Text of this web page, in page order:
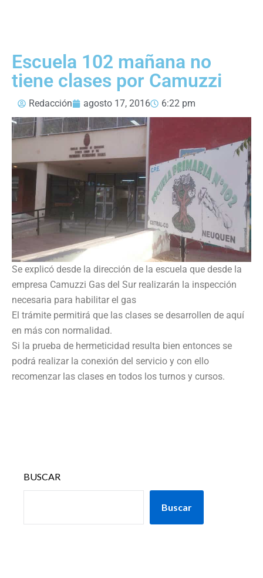
Escuela 102 mañana no
tiene clases por Camuzzi
Redacción agosto 17, 2016 6:22 pm
Se explicó desde la dirección de la escuela que desde la
empresa Camuzzi Gas del Sur realizarán la inspección
necesaria para habilitar el gas
El trámite permitirá que las clases se desarrollen de aquí
en más con normalidad.
Si la prueba de hermeticidad resulta bien entonces se
podrá realizar la conexión del servicio y con ello
recomenzar las clases en todos los turnos y cursos.
BUSCAR
Buscar